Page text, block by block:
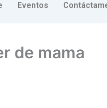
Eventos
de mama